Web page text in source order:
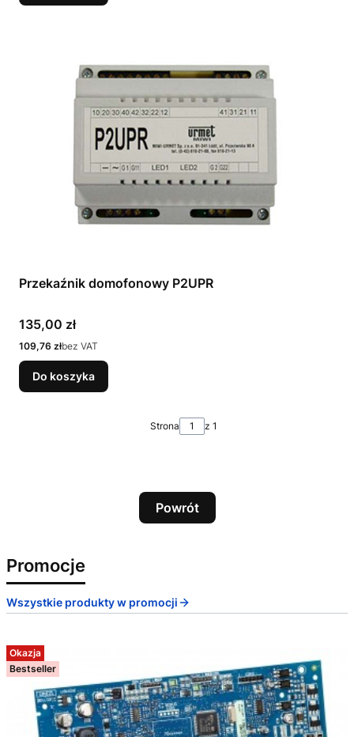
Przekaźnik domofonowy P2UPR
Cena
135,00 zł
Cena
109,76 złbez VAT
Do koszyka
Strona z 1
Powrót
Promocje
Wszystkie produkty w promocji
Okazja
Bestseller